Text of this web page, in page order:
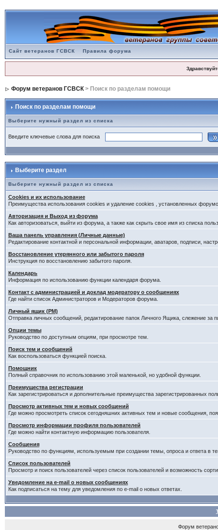
Сайт ветеранов ГСВСК Правила форума
Форум ветеранов ГСВСК> Поиск по разделам помощи
Поиск по разделам помощи
Выберите нужный раздел из списка
Введите ключевые слова для поиска
Выберите раздел
Выберите нужный раздел из списка
Cookies и их использование
Преимущества использования cookies и удаление cookies , установленных
Авторизация и Выход из форума
Как авторизоваться, выйти из форума, а также как скрыть свое имя из списка
Ваша панель управления (Личные данные)
Редактирование контактной и персональной информации, аватаров, подписи,
Восстановление утерянного или забытого пароля
Инструкция по восстановлению забытого пароля.
Календарь
Информация по использованию функции календаря форума.
Контакт с администрацией и доклад модератору о сообщениях
Где найти список Администраторов и Модераторов форума.
Личный ящик (PM)
Отправка личных сообщений, редактирование папок Личного Ящика, слежение за
Опции темы
Руководство по доступным опциям, при просмотре тем.
Поиск тем и сообщений
Как воспользоваться функцией поиска.
Помощник
Полный справочник по использованию этой маленькой, но удобной функции.
Преимущества регистрации
Как зарегистрироваться и дополнительные преимущества зарегистрированных
Просмотр активных тем и новых сообщений
Где можно просмотреть список сегодняшних активных тем и новые сообщения,
Просмотр информации профиля пользователей
Где можно найти контактную информацию пользователя.
Сообщения
Руководство по функциям, используемым при создании темы, опроса и ответа в
Список пользователей
Просмотр и поиск пользователей через список пользователей и возможность
Уведомление на e-mail о новых сообщениях
Как подписаться на тему для уведомления по e-mail о новых ответах.
Форум